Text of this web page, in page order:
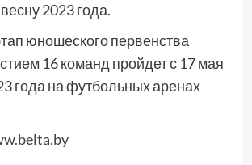
2023 года.
юношеского первенства
16 команд пройдет с 17 мая
года на футбольных аренах